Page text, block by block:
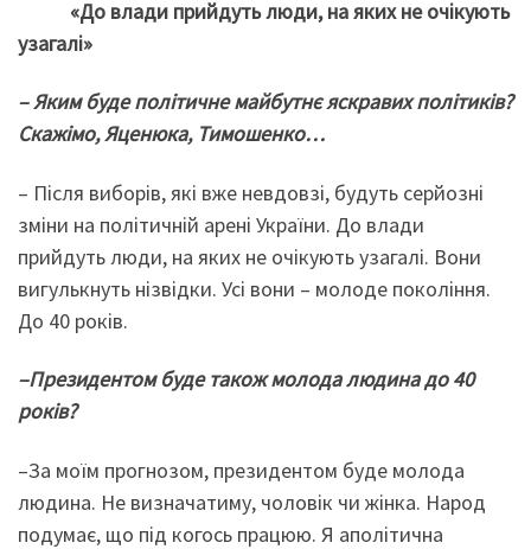
«До влади прийдуть люди, на яких не очікують
узагалі»
–Яким буде політичне майбутнє яскравих політиків?
Скажімо, Яценюка, Тимошенко…
– Після виборів, які вже невдовзі, будуть серйозні
зміни на політичній арені України. До влади
прийдуть люди, на яких не очікують узагалі. Вони
вигулькнуть нізвідки. Усі вони – молоде покоління.
До 40 років.
–Президентом будетакож молода людина до 40
років?
–За моїм прогнозом, президентом буде молода
людина. Не визначатиму, чоловік чи жінка. Народ
подумає, що під когось працюю. Я аполітична